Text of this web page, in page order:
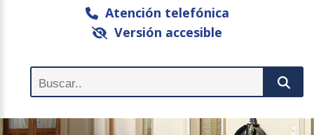
Atención telefónica
Versión accesible